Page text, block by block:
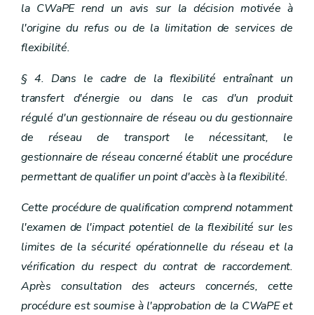
la CWaPE rend un avis sur la décision motivée à
l'origine du refus ou de la limitation de services de
flexibilité.
§ 4. Dans le cadre de la flexibilité entraînant un
transfert d'énergie ou dans le cas d'un produit
régulé d'un gestionnaire de réseau ou du gestionnaire
de réseau de transport le nécessitant, le
gestionnaire de réseau concerné établit une procédure
permettant de qualifier un point d'accès à la flexibilité.
Cette procédure de qualification comprend notamment
l'examen de l'impact potentiel de la flexibilité sur les
limites de la sécurité opérationnelle du réseau et la
vérification du respect du contrat de raccordement.
Après consultation des acteurs concernés, cette
procédure est soumise à l'approbation de la CWaPE et